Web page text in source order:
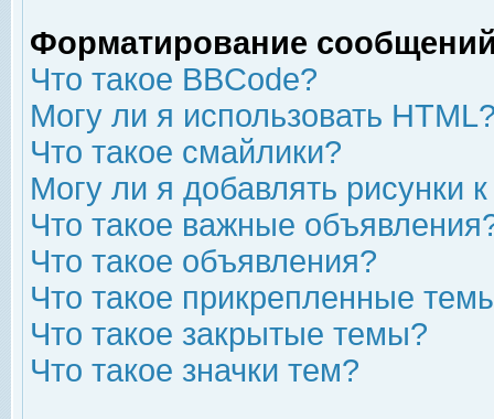
Форматирование
Что такое BBCode?
Могу ли я использовать
Что такое смайлики?
Могу ли я добавлять рисунки
Что такое важные
Что такое объявления?
Что такое прикрепленные
Что такое закрытые темы?
Что такое значки тем?